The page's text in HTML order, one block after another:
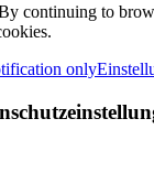
continuing to
only